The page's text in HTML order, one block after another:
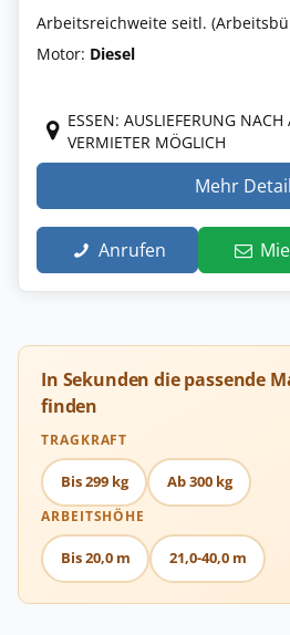
Arbeitsreichweite seitl.
Motor: Diesel
ESSEN: AUSLIEFERUNG
VERMIETER MÖGLICH
Mehr
Anrufen
In Sekunden die passende
finden
TRAGKRAFT
Bis 299 kg Ab 300 kg
ARBEITSHÖHE
Bis 20,0 m 21,0-40,0 m